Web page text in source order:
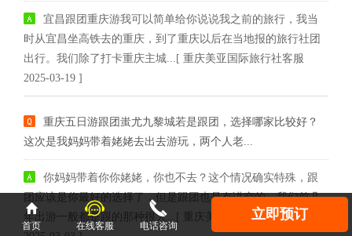
宜昌跟团重庆游我可以简单给你说说我之前的旅行，我当
时从宜昌坐高铁去的重庆，到了重庆以后在当地报的旅行社团
出行。我们除了打卡重庆主城...[ 重庆美亚国际旅行社客服
2025-03-19 ]
重庆五日游跟团蚩尤九黎城若是跟团，选择哪家比较好？
这次是我妈妈带着姥姥去出去游玩，两个人老...
你妈妈带着你你姥姥，你也不去？这个情况确实特殊，跟
团应该是你最好的选择了，但是跟团也是有讲究的，我们前几
年出游一般都是跟的那种很大...[ 重庆美亚国际旅行社客服

首页

在线客服

电话咨询
立即预订